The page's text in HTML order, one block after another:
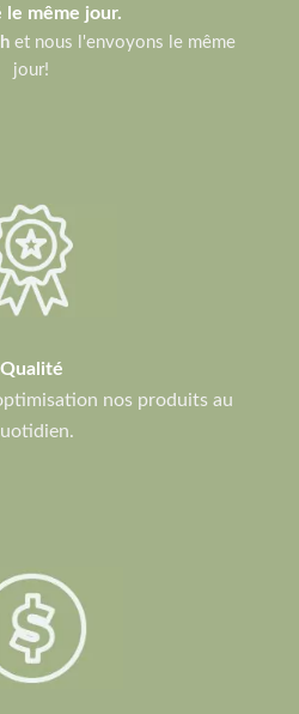
le même jour.
et nous l'envoyons le même
jour!
Qualité
nos produits au